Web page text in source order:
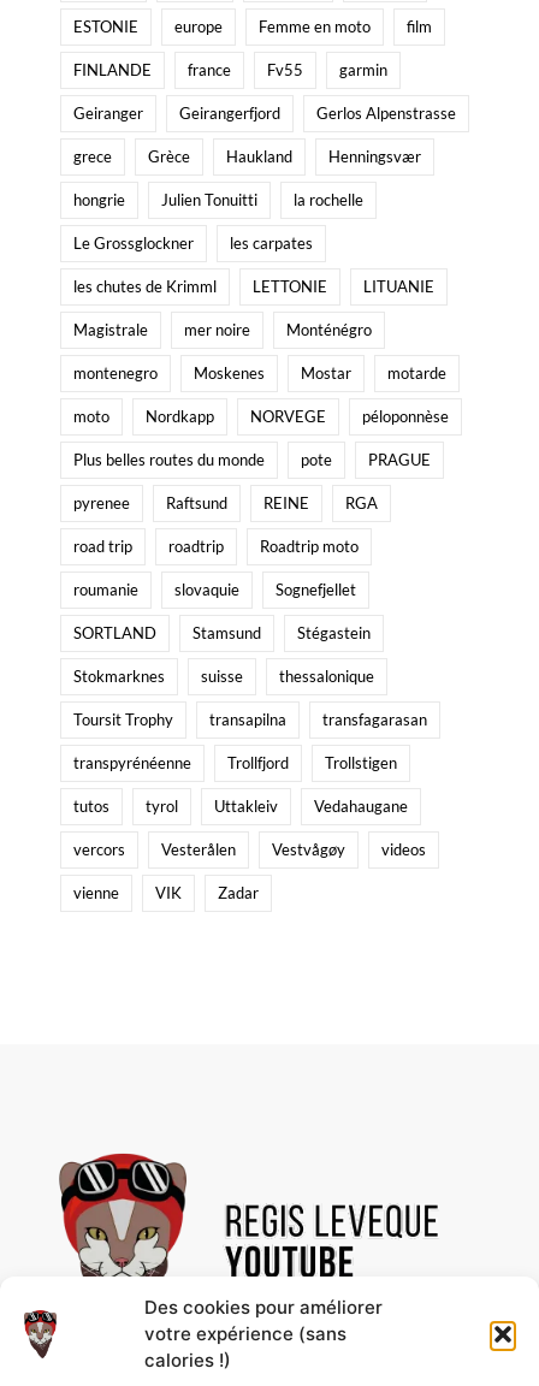
Des cookies pour améliorer
votre expérience (sans
calories !)
ESTONIE europe Femme en moto film
FINLANDE france Fv55 garmin
Geiranger Geirangerfjord Gerlos Alpenstrasse
grece Grèce Haukland Henningsvær
hongrie Julien Tonuitti la rochelle
Le Grossglockner les carpates
les chutes de Krimml LETTONIE LITUANIE
Magistrale mer noire Monténégro
montenegro Moskenes Mostar motarde
moto Nordkapp NORVEGE péloponnèse
Plus belles routes du monde pote PRAGUE
pyrenee Raftsund REINE RGA
road trip roadtrip Roadtrip moto
roumanie slovaquie Sognefjellet
SORTLAND Stamsund Stégastein
Stokmarknes suisse thessalonique
Toursit Trophy transapilna transfagarasan
transpyrénéenne Trollfjord Trollstigen
tutos tyrol Uttakleiv Vedahaugane
vercors Vesterålen Vestvågøy videos
vienne VIK Zadar